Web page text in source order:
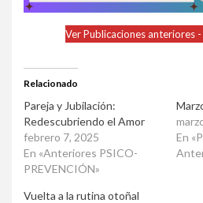
Ver Publicaciones anteriores
Relacionado
Pareja y Jubilación:
Redescubriendo el Amor
febrero 7, 2025
En «Anteriores PSICO-
PREVENCIÓN»
En
Vuelta a la rutina otoñal